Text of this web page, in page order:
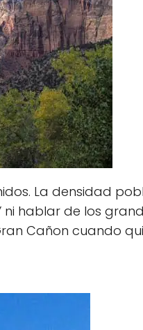
La densidad
hablar de los
Cañon cuando